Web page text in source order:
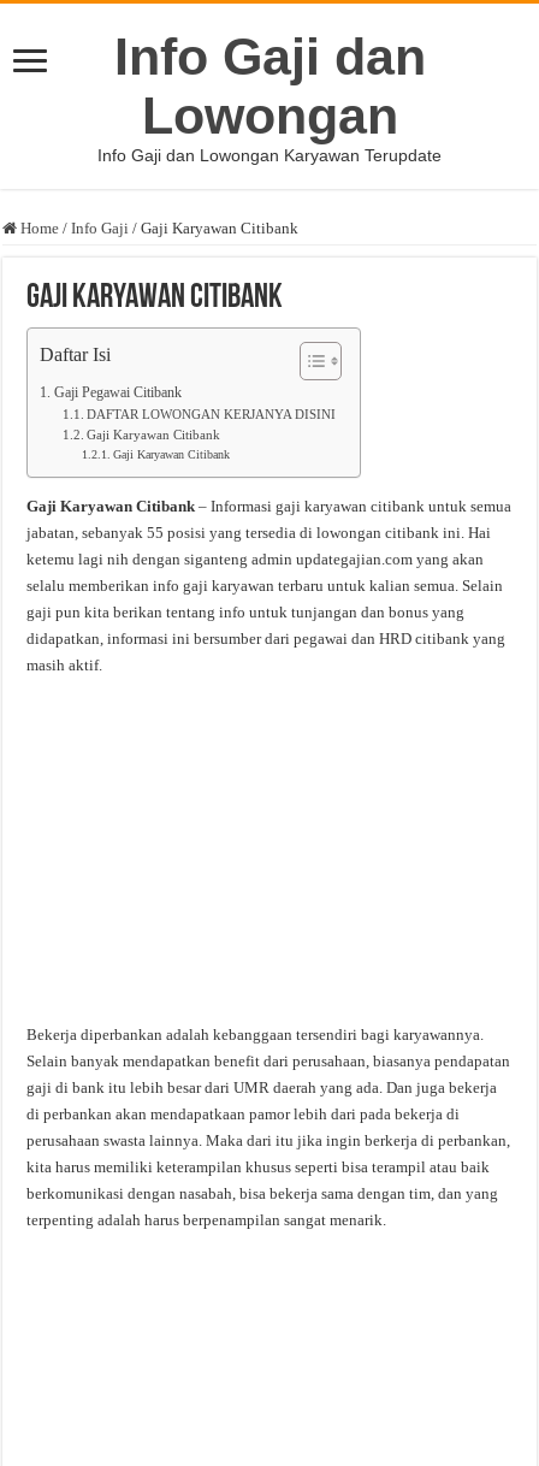
Info Gaji dan
Lowongan
Info Gaji dan Lowongan Karyawan Terupdate
Home / Info Gaji / Gaji Karyawan Citibank
Gaji Karyawan Citibank
Daftar Isi
Gaji Pegawai Citibank
DAFTAR LOWONGAN KERJANYA DISINI
Gaji Karyawan Citibank
Gaji Karyawan Citibank
Gaji Karyawan Citibank– Informasi gaji karyawan citibank untuk semua
jabatan, sebanyak 55 posisi yang tersedia di lowongan citibank ini. Hai
ketemu lagi nih dengan siganteng admin updategajian.com yang akan
selalu memberikan info gaji karyawan terbaru untuk kalian semua. Selain
gaji pun kita berikan tentang info untuk tunjangan dan bonus yang
didapatkan, informasi ini bersumber dari pegawai dan HRD citibank yang
masih aktif.
Bekerja diperbankan adalah kebanggaan tersendiri bagi karyawannya.
Selain banyak mendapatkan benefit dari perusahaan, biasanya pendapatan
gaji di bank itu lebih besar dari UMR daerah yang ada. Dan juga bekerja
di perbankan akan mendapatkaan pamor lebih dari pada bekerja di
perusahaan swasta lainnya. Maka dari itu jika ingin berkerja di perbankan,
kita harus memiliki keterampilan khusus seperti bisa terampil atau baik
berkomunikasi dengan nasabah, bisa bekerja sama dengan tim, dan yang
terpenting adalah harus berpenampilan sangat menarik.